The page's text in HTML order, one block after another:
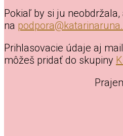
Pokiaľ by si ju
na
Prihlasovacie údaje aj
môžeš pridať do skupiny